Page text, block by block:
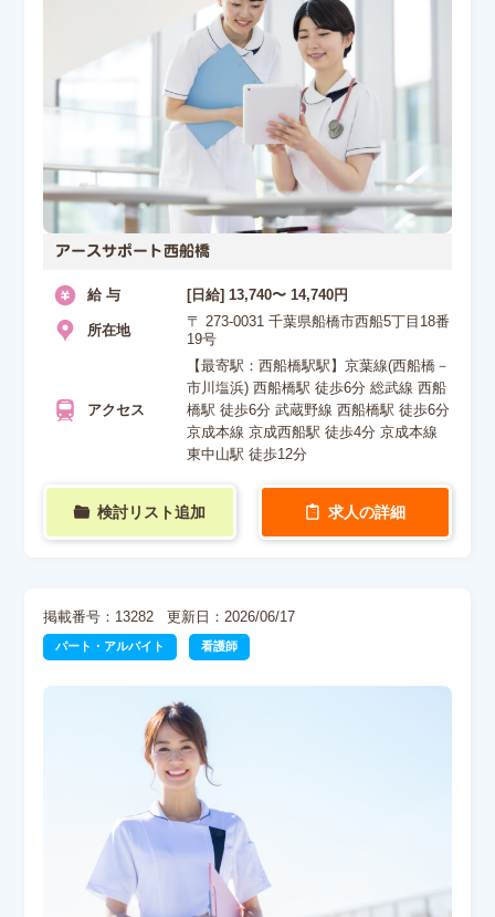
アースサポート西船橋
給 与 [日給] 13,740〜 14,740円
所在地
〒 273-0031 千葉県船橋市西船5丁目18番
19号
アクセス
【最寄駅：西船橋駅駅】京葉線(西船橋－
市川塩浜) 西船橋駅 徒歩6分 総武線 西船
橋駅 徒歩6分 武蔵野線 西船橋駅 徒歩6分
京成本線 京成西船駅 徒歩4分 京成本線
東中山駅 徒歩12分
検討リスト追加 求人の詳細
掲載番号：13282 更新日：2026/06/17
パート・アルバイト 看護師